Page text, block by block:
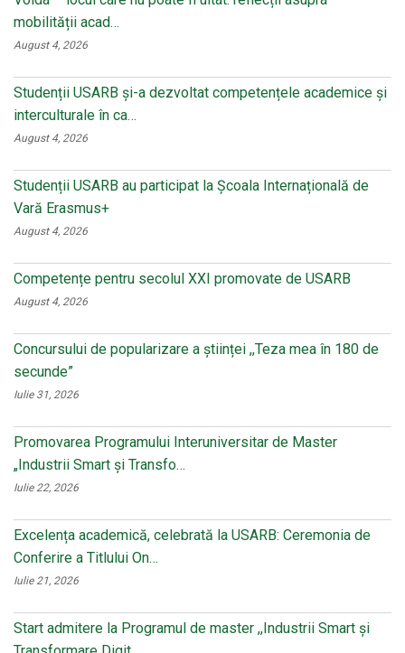
mobilității acad…
August 4, 2026
Studenții USARB și-a dezvoltat competențele academice și
interculturale în ca…
August 4, 2026
Studenții USARB au participat la Școala Internațională de
Vară Erasmus+
August 4, 2026
Competențe pentru secolul XXI promovate de USARB
August 4, 2026
Concursului de popularizare a științei ,,Teza mea în 180 de
secunde”
Iulie 31, 2026
Promovarea Programului Interuniversitar de Master
„Industrii Smart și Transfo…
Iulie 22, 2026
Excelența academică, celebrată la USARB: Ceremonia de
Conferire a Titlului On…
Iulie 21, 2026
Start admitere la Programul de master ,,Industrii Smart și